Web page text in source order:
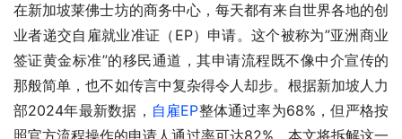
在新加坡莱佛士坊的商务中心，每天都有来自世界各地的创
业者递交自雇就业准证（EP）申请。这个被称为”亚洲商业
签证黄金标准”的移民通道，其申请流程既不像中介宣传的
那般简单，也不如传言中复杂得令人却步。根据新加坡人力
部2024年最新数据， 自雇EP整体通过率为68%，但严格按